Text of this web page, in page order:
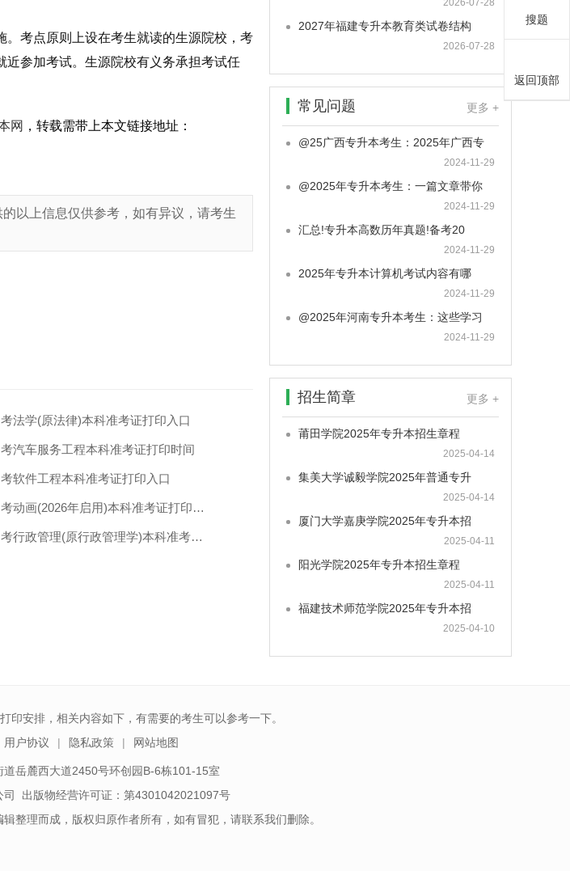
考点原则上设在考生就读的生源院校，考
参加考试。生源院校有义务承担考试任
网 ，转载需带上本文链接地址：
以上信息仅供参考，如有异议，请考生
法学(原法律)本科准考证打印入口
汽车服务工程本科准考证打印时间
软件工程本科准考证打印入口
动画(2026年启用)本科准考证打印时间
政管理(原行政管理学)本科准考证打印入口
2026-07-28
2027年福建专升本教育类试卷结构
2026-07-28
常见问题 更多 +
@25广西专升本考生：2025年广西专
2024-11-29
@2025年专升本考生：一篇文章带你
2024-11-29
汇总!专升本高数历年真题!备考20
2024-11-29
2025年专升本计算机考试内容有哪
2024-11-29
@2025年河南专升本考生：这些学习
2024-11-29
招生简章 更多 +
莆田学院2025年专升本招生章程
2025-04-14
集美大学诚毅学院2025年普通专升
2025-04-14
厦门大学嘉庚学院2025年专升本招
2025-04-11
阳光学院2025年专升本招生章程
2025-04-11
福建技术师范学院2025年专升本招
2025-04-10
印安排，相关内容如下，有需要的考生可以参考一下。
用户协议 隐私政策 网站地图
岳麓西大道2450号环创园B-6栋101-15室
司 出版物经营许可证：第4301042021097号
整理而成，版权归原作者所有，如有冒犯，请联系我们删除。
搜题
返回顶部